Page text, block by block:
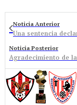
Noticia Anterior
Noticia Posterior